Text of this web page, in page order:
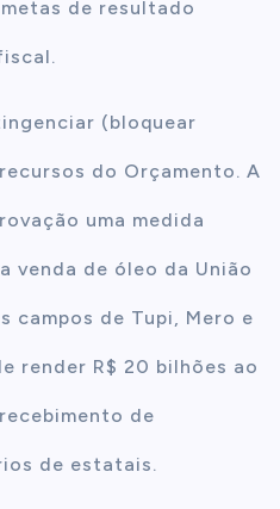
de resultado
(bloquear
do Orçamento. A
uma medida
venda de óleo da União
campos de Tupi, Mero e
render R$ 20 bilhões ao
de
de estatais.